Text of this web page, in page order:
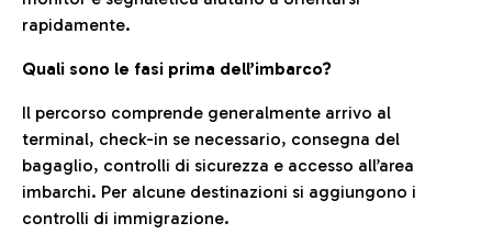
rapidamente.
Quali sono le fasi prima dell’imbarco?
Il percorso comprende generalmente arrivo al
terminal, check-in se necessario, consegna del
bagaglio, controlli di sicurezza e accesso all’area
imbarchi. Per alcune destinazioni si aggiungono i
controlli di immigrazione.